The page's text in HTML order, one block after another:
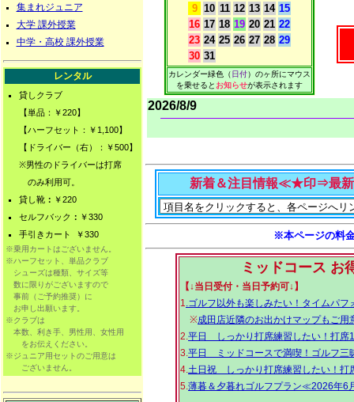
集まれジュニア
大学 課外授業
中学・高校 課外授業
レンタル
貸しクラブ
【単品：￥220】
【ハーフセット：￥1,100】
【ドライバー（右）：￥500】
※男性のドライバーは打席
のみ利用可。
貸し靴： ￥220
セルフバック ： ￥330
手引きカート
￥330
※乗用カートはございません。
※ハーフセット、単品クラブ
シューズは種類、サイズ等
数に限りがございますので
事前（ご予約推奨）に
お申し出願います。
※クラブは
本数、利き手、男性用、女性用
をお伝えください。
※ジュニア用セットのご用意は
ございません。
9 10 11 12 13 14 15
16 17 18 19 20 21 22
23 24 25 26 27 28 29
30 31
カレンダー緑色（日付）のヶ所にマウス
を乗せるとお知らせが表示されます
2026/8/9
新着＆注目情報≪★印⇒最
※本ページの料
ミッドコース お
【↓当日受付・当日予約可↓】
1.ゴルフ以外も楽しみたい！タイムパ
※成田店近隣のお出かけマップもご用
2.平日 しっかり打席練習したい！打席
3.平日 ミッドコースで満喫！ゴルフ三
4.土日祝 しっかり打席練習したい！打
5.薄暮＆夕暮れゴルフプラン≪2026年6